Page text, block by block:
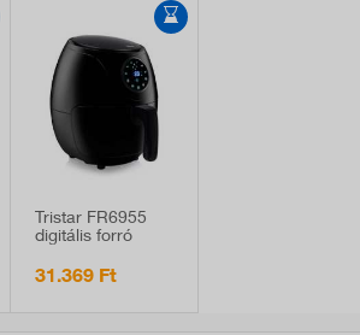
Tristar FR6955
digitális forró
1200W, 3,2L
31.369 Ft